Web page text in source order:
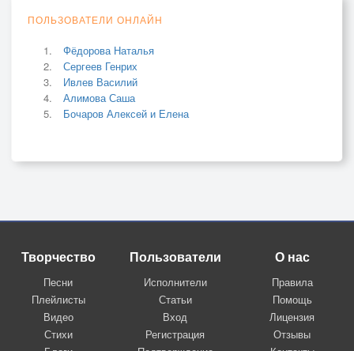
ПОЛЬЗОВАТЕЛИ ОНЛАЙН
Фёдорова Наталья
Сергеев Генрих
Ивлев Василий
Алимова Саша
Бочаров Алексей и Елена
Творчество
Песни
Плейлисты
Видео
Стихи
Пользователи
Исполнители
Статьи
Вход
Регистрация
О нас
Правила
Помощь
Лицензия
Отзывы